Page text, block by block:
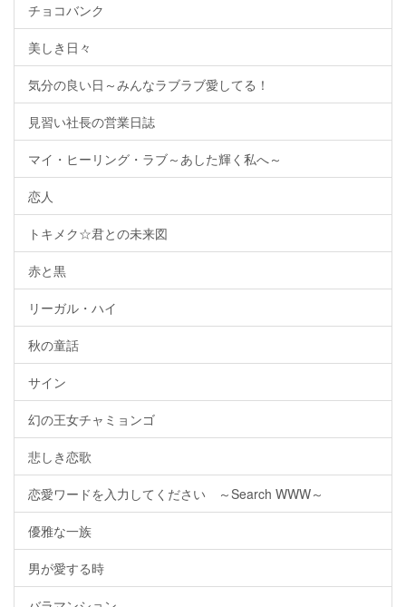
チョコバンク
美しき日々
気分の良い日～みんなラブラブ愛してる！
見習い社長の営業日誌
マイ・ヒーリング・ラブ～あした輝く私へ～
恋人
トキメク☆君との未来図
赤と黒
リーガル・ハイ
秋の童話
サイン
幻の王女チャミョンゴ
悲しき恋歌
恋愛ワードを入力してください ～Search WWW～
優雅な一族
男が愛する時